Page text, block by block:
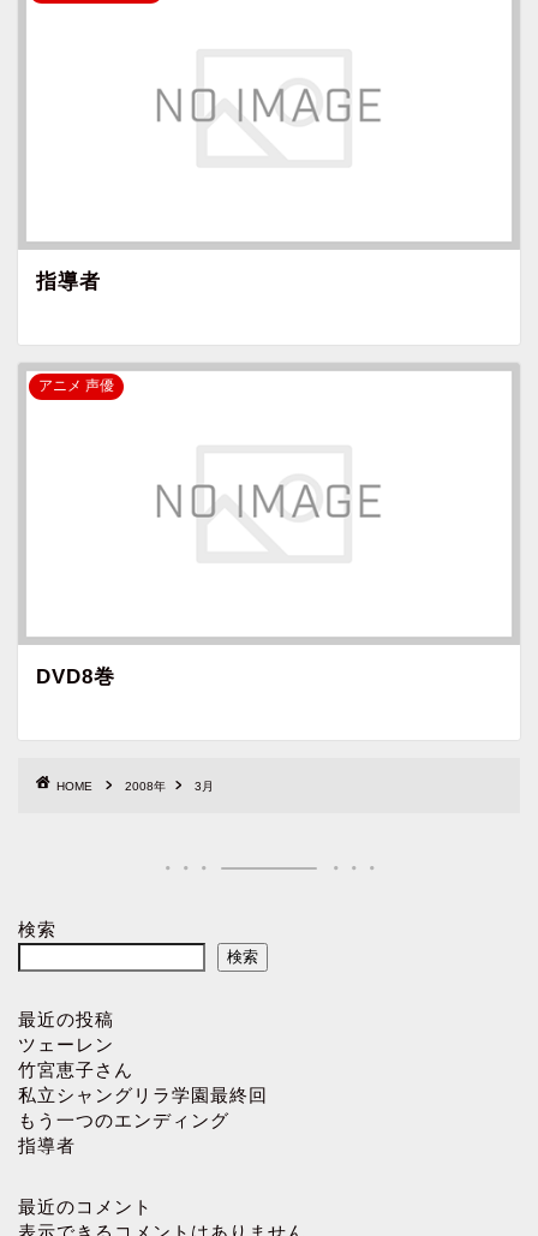
指導者
アニメ 声優
DVD8巻
HOME 2008年 3月
検索
検索
最近の投稿
ツェーレン
竹宮恵子さん
私立シャングリラ学園最終回
もう一つのエンディング
指導者
最近のコメント
表示できるコメントはありません。